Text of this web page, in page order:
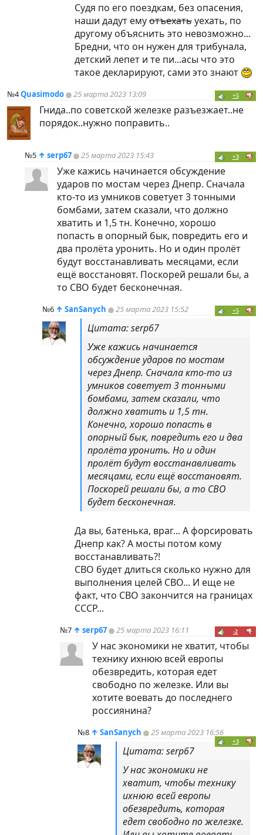
Судя по его поездкам, без опасения,
наши дадут емуотъехатьуехать, по
другому объяснить это невозможно...
Бредни, что он нужен для трибунала,
детский лепет и те пи...асы что это
такое декларируют, сами это знают
№4Quasimodo 25 марта 2023 13:09 +5
Гнида..по советской железке разъезжает..не
порядок..нужно поправить..
№5 ↑ serp67 25 марта 2023 15:43 +3
Уже кажись начинается обсуждение
ударов по мостам через Днепр. Сначала
кто-то из умников советует 3 тонными
бомбами, затем сказали, что должно
хватить и 1,5 тн. Конечно, хорошо
попасть в опорный бык, повредить его и
два пролёта уронить. Но и один пролёт
будут восстанавливать месяцами, если
ещё восстановят. Поскорей решали бы, а
то СВО будет бесконечная.
№6 ↑ SanSanych 25 марта 2023 15:52 +5
Цитата: serp67
Уже кажись начинается
обсуждение ударов по мостам
через Днепр. Сначала кто-то из
умников советует 3 тонными
бомбами, затем сказали, что
должно хватить и 1,5 тн.
Конечно, хорошо попасть в
опорный бык, повредить его и два
пролёта уронить. Но и один
пролёт будут восстанавливать
месяцами, если ещё восстановят.
Поскорей решали бы, а то СВО
будет бесконечная.
Да вы, батенька, враг... А форсировать
Днепр как? А мосты потом кому
восстанавливать?!
СВО будет длиться сколько нужно для
выполнения целей СВО... И еще не
факт, что СВО закончится на границах
СССР...
№7 ↑ serp67 25 марта 2023 16:11 -2
У нас экономики не хватит, чтобы
технику ихнюю всей европы
обезвредить, которая едет
свободно по железке. Или вы
хотите воевать до последнего
россиянина?
№8 ↑ SanSanych 25 марта 2023 16:56
+3
Цитата: serp67
У нас экономики не
хватит, чтобы технику
ихнюю всей европы
обезвредить, которая
едет свободно по железке.